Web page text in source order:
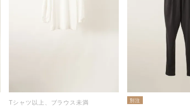
Tシャツ以上、ブラウス未満
別注